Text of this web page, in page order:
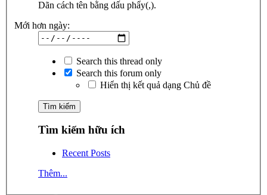
Dãn cách tên bằng dấu phẩy(,).
Mới hơn ngày:
Search this thread only
Search this forum only
Hiển thị kết quả dạng Chủ đề
Tìm kiếm hữu ích
Recent Posts
Thêm...